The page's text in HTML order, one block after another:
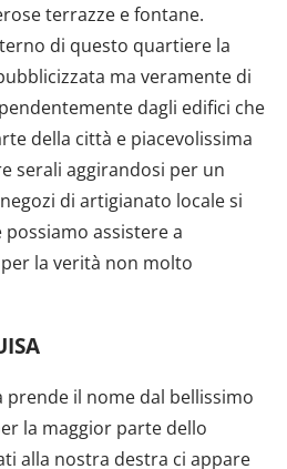
terrazze e fontane.
di questo quartiere la
ma veramente di
dagli edifici che
della città e piacevolissima
serali aggirandosi per un
di artigianato locale si
assistere a
la verità non molto
prende il nome dal bellissimo
la maggior parte dello
alla nostra destra ci appare